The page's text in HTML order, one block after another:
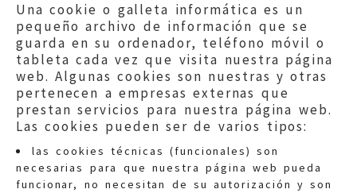
Una cookie o galleta informática es un
pequeño archivo de información que se
guarda en su ordenador, teléfono móvil o
tableta cada vez que visita nuestra página
web. Algunas cookies son nuestras y otras
pertenecen a empresas externas que
prestan servicios para nuestra página web.
Las cookies pueden ser de varios tipos:
las cookies técnicas (funcionales) son
necesarias para que nuestra página web pueda
funcionar, no necesitan de su autorización y son